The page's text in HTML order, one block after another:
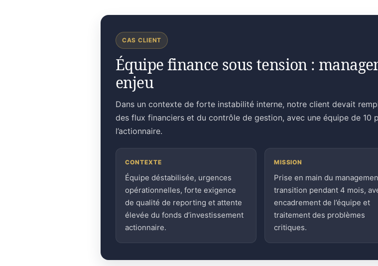
CAS CLIENT
Équipe finance sous tension :
enjeu
Dans un contexte de forte instabilité interne, notre client devait
des flux financiers et du contrôle de gestion, avec une équipe de 10
l’actionnaire.
CONTEXTE
Équipe déstabilisée, urgences
opérationnelles, forte exigence
de qualité de reporting et attente
élevée du fonds d’investissement
actionnaire.
MISSION
Prise en main du
transition pendant 4 mois,
encadrement de l’équipe et
traitement des problèmes
critiques.